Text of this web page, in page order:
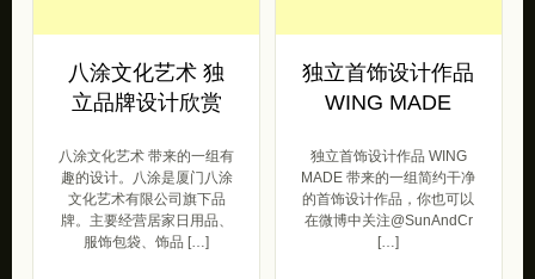
八涂文化艺术 独
立品牌设计欣赏
八涂文化艺术 带来的一组有
趣的设计。八涂是厦门八涂
文化艺术有限公司旗下品
牌。主要经营居家日用品、
服饰包袋、饰品 […]
独立首饰设计作品
WING MADE
独立首饰设计作品 WING
MADE 带来的一组简约干净
的首饰设计作品，你也可以
在微博中关注@SunAndCr
[…]